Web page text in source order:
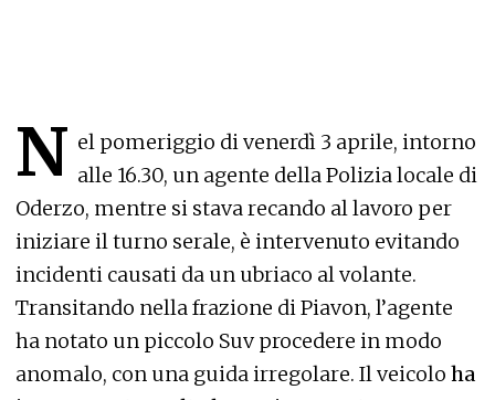
N el pomeriggio di venerdì 3 aprile, intorno
alle 16.30, un agente della Polizia locale di
Oderzo, mentre si stava recando al lavoro per
iniziare il turno serale, è intervenuto evitando
incidenti causati da un ubriaco al volante.
Transitando nella frazione di Piavon, l’agente
ha notato un piccolo Suv procedere in modo
anomalo, con una guida irregolare. Il veicolo ha